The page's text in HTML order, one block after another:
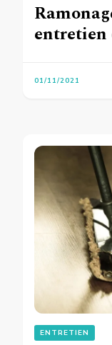
01/11/2021
ENTRETIEN